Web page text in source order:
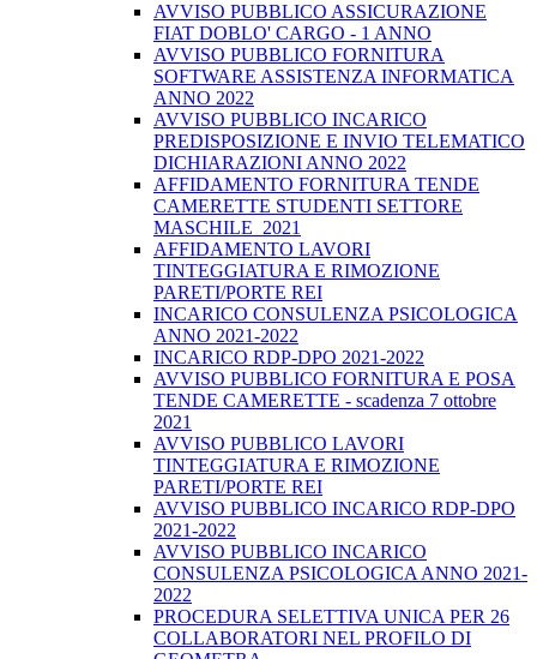
AVVISO PUBBLICO ASSICURAZIONE
FIAT DOBLO' CARGO - 1 ANNO
AVVISO PUBBLICO FORNITURA
SOFTWARE ASSISTENZA INFORMATICA
ANNO 2022
AVVISO PUBBLICO INCARICO
PREDISPOSIZIONE E INVIO TELEMATICO
DICHIARAZIONI ANNO 2022
AFFIDAMENTO FORNITURA TENDE
CAMERETTE STUDENTI SETTORE
MASCHILE_2021
AFFIDAMENTO LAVORI
TINTEGGIATURA E RIMOZIONE
PARETI/PORTE REI
INCARICO CONSULENZA PSICOLOGICA
ANNO 2021-2022
INCARICO RDP-DPO 2021-2022
AVVISO PUBBLICO FORNITURA E POSA
TENDE CAMERETTE - scadenza 7 ottobre
2021
AVVISO PUBBLICO LAVORI
TINTEGGIATURA E RIMOZIONE
PARETI/PORTE REI
AVVISO PUBBLICO INCARICO RDP-DPO
2021-2022
AVVISO PUBBLICO INCARICO
CONSULENZA PSICOLOGICA ANNO 2021-
2022
PROCEDURA SELETTIVA UNICA PER 26
COLLABORATORI NEL PROFILO DI